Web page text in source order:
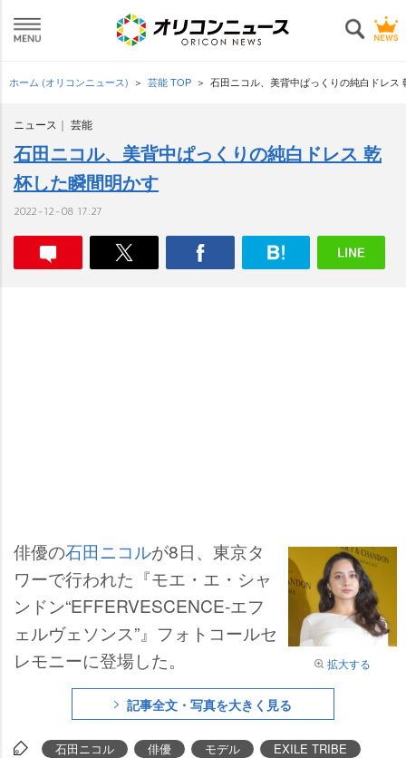
ホーム (オリコンニュース) 芸能 TOP 石田ニコル、美背中ぱっくりの純白ドレス
ニュース 芸能
石田ニコル、美背中ぱっくりの純白ドレス 乾
杯した瞬間明かす
2022-12-08 17:27
拡大する
俳優の石田ニコルが8日、東京タ
ワーで行われた『モエ・エ・シャ
ンドン“EFFERVESCENCE-エフ
ェルヴェソンス”』フォトコールセ
レモニーに登場した。
記事全文・写真を大きく見る
石田ニコル 俳優 モデル EXILE TRIBE